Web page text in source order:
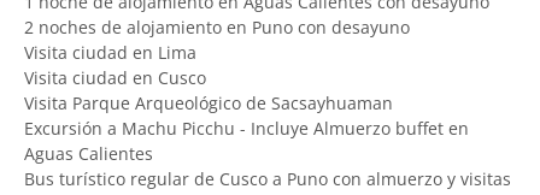
2 noches de alojamiento en Puno con desayuno
Visita ciudad en Lima
Visita ciudad en Cusco
Visita Parque Arqueológico de Sacsayhuaman
Excursión a Machu Picchu - Incluye Almuerzo buffet en
Aguas Calientes
Bus turístico regular de Cusco a Puno con almuerzo y visitas